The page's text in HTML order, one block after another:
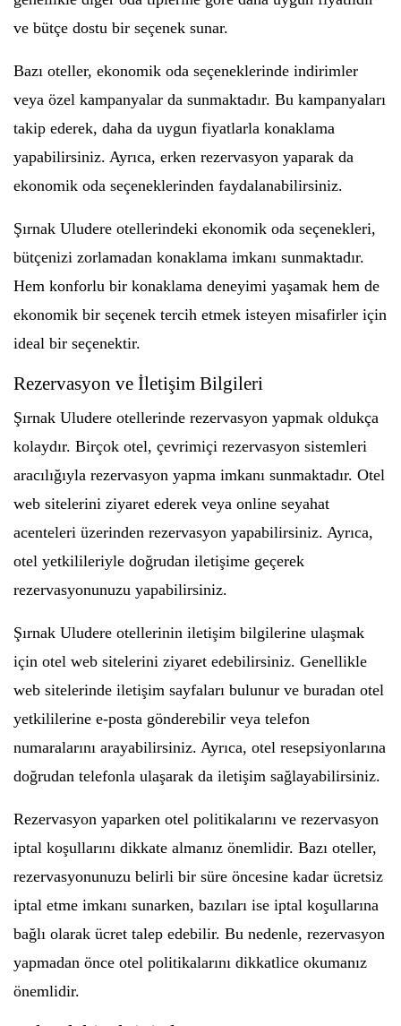
ve bütçe dostu bir seçenek sunar.
Bazı oteller, ekonomik oda seçeneklerinde indirimler
veya özel kampanyalar da sunmaktadır. Bu kampanyaları
takip ederek, daha da uygun fiyatlarla konaklama
yapabilirsiniz. Ayrıca, erken rezervasyon yaparak da
ekonomik oda seçeneklerinden faydalanabilirsiniz.
Şırnak Uludere otellerindeki ekonomik oda seçenekleri,
bütçenizi zorlamadan konaklama imkanı sunmaktadır.
Hem konforlu bir konaklama deneyimi yaşamak hem de
ekonomik bir seçenek tercih etmek isteyen misafirler için
ideal bir seçenektir.
Rezervasyon ve İletişim Bilgileri
Şırnak Uludere otellerinde rezervasyon yapmak oldukça
kolaydır. Birçok otel, çevrimiçi rezervasyon sistemleri
aracılığıyla rezervasyon yapma imkanı sunmaktadır. Otel
web sitelerini ziyaret ederek veya online seyahat
acenteleri üzerinden rezervasyon yapabilirsiniz. Ayrıca,
otel yetkilileriyle doğrudan iletişime geçerek
rezervasyonunuzu yapabilirsiniz.
Şırnak Uludere otellerinin iletişim bilgilerine ulaşmak
için otel web sitelerini ziyaret edebilirsiniz. Genellikle
web sitelerinde iletişim sayfaları bulunur ve buradan otel
yetkililerine e-posta gönderebilir veya telefon
numaralarını arayabilirsiniz. Ayrıca, otel resepsiyonlarına
doğrudan telefonla ulaşarak da iletişim sağlayabilirsiniz.
Rezervasyon yaparken otel politikalarını ve rezervasyon
iptal koşullarını dikkate almanız önemlidir. Bazı oteller,
rezervasyonunuzu belirli bir süre öncesine kadar ücretsiz
iptal etme imkanı sunarken, bazıları ise iptal koşullarına
bağlı olarak ücret talep edebilir. Bu nedenle, rezervasyon
yapmadan önce otel politikalarını dikkatlice okumanız
önemlidir.